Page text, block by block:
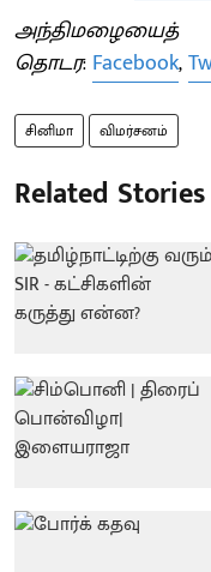
அந்திமழையைத்
தொடர: Facebook,
சினிமா விமர்சனம்
Related Stories